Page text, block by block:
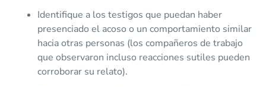
Identifique a los testigos que puedan haber
presenciado el acoso o un comportamiento similar
hacia otras personas (los compañeros de trabajo
que observaron incluso reacciones sutiles pueden
corroborar su relato).